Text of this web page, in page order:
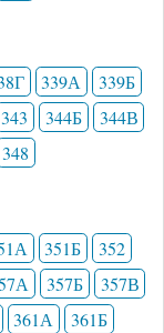
339А
339Б
343 344Б
344В
348
351Б
352
357Б
357В
361А
361Б